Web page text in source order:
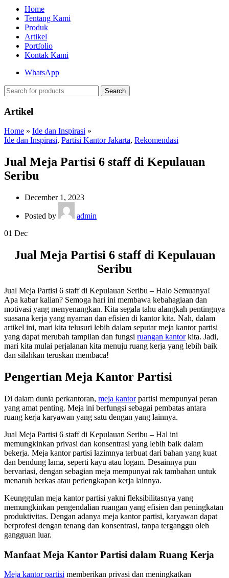
Home
Tentang Kami
Produk
Artikel
Portfolio
Kontak Kami
WhatsApp
Search
Artikel
Home » Ide dan Inspirasi »
Ide dan Inspirasi, Partisi Kantor Jakarta, Rekomendasi
Jual Meja Partisi 6 staff di Kepulauan
Seribu
December 1, 2023
Posted by
admin
01 Dec
Jual Meja Partisi 6 staff di Kepulauan
Seribu
Jual Meja Partisi 6 staff di Kepulauan Seribu – Halo Semuanya!
Apa kabar kalian? Semoga hari ini membawa kebahagiaan dan
motivasi yang menyenangkan. Kita segala tahu alangkah pentingnya
suasana kerja yang nyaman dan efisien di kantor kita. Nah, dalam
artikel ini, mari kita telusuri lebih dalam seputar meja kantor partisi
yang dapat merubah tampilan dan fungsi ruangan kantorkita. Jadi,
mari kita mulai perjalanan kita menuju ruang kerja yang lebih baik
dan silahkan teruskan membaca!
Pengertian Meja Kantor Partisi
Di dalam dunia perkantoran, meja kantorpartisi mempunyai peran
yang amat penting. Meja ini berfungsi sebagai pembatas antara
ruang kerja karyawan yang satu dengan yang lainnya.
Jual Meja Partisi 6 staff di Kepulauan Seribu – Hal ini
memungkinkan privasi dan konsentrasi yang lebih baik dalam
bekerja. Meja kantor partisi lazimnya terbuat dari bahan yang kuat
dan bendung lama, seperti kayu atau logam. Desainnya pun
bervariasi, dengan sebagian meja mempunyai rak tambahan untuk
menaruh berkas atau perlengkapan kerja lainnya.
Keunggulan meja kantor partisi yakni fleksibilitasnya yang
memungkinkan pengendalian ruangan yang efisien dan peningkatan
produktivitas. Dengan adanya meja kantor partisi, karyawan dapat
berprofesi dengan tenang dan konsentrasi, tanpa terganggu oleh
gangguan luar.
Manfaat Meja Kantor Partisi dalam Ruang Kerja
Meja kantor partisi memberikan privasi dan meningkatkan